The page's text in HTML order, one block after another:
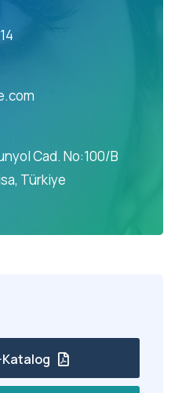
Cad. No:100/B
Türkiye
Katalog